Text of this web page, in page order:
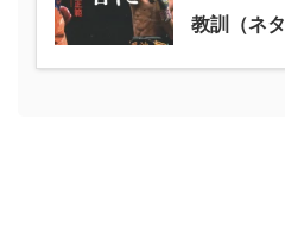
教訓（ネ